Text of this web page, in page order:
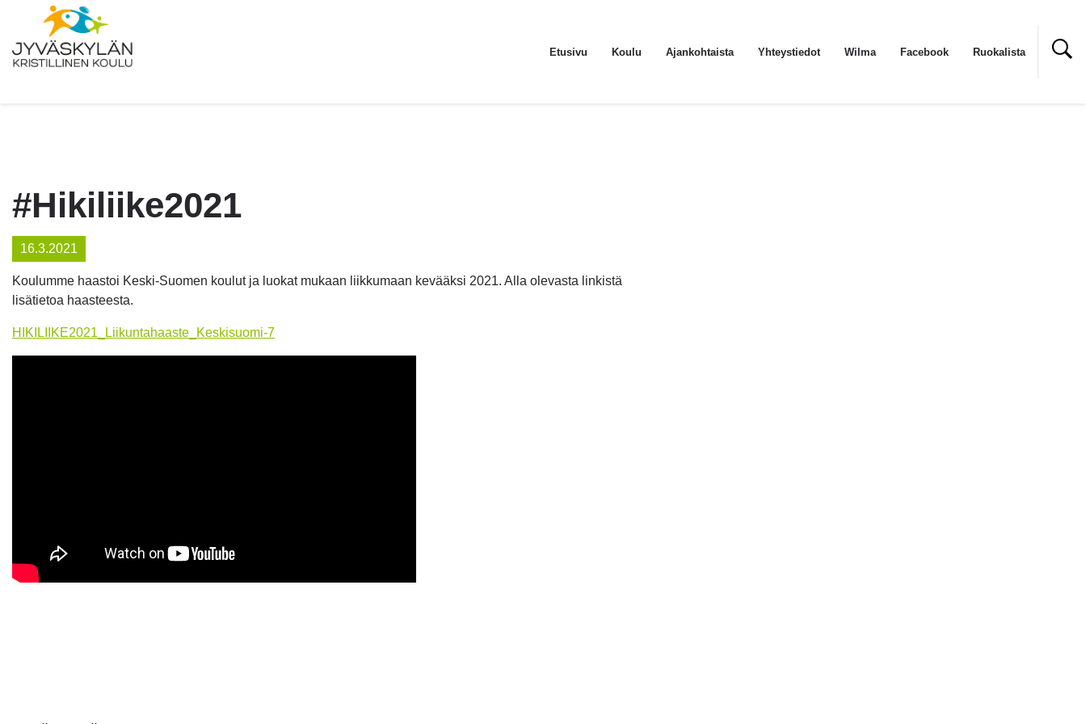
Etusivu Koulu Ajankohtaista Yhteystiedot Wilma Facebook Ruokalista
#Hikiliike2021
16.3.2021
Koulumme haastoi Keski-Suomen koulut ja luokat mukaan liikkumaan kevääksi 2021. Alla olevasta linkistä
lisätietoa haasteesta.
HIKILIIKE2021_Liikuntahaaste_Keskisuomi-7